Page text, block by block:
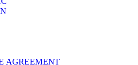
AGREEMENT